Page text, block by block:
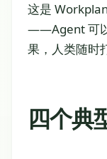
这是
——Agent 可
果，人类随时
四个典